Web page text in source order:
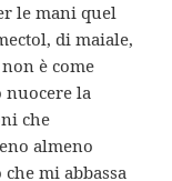
le mani quel
di maiale,
è come
nuocere la
che
almeno
mi abbassa